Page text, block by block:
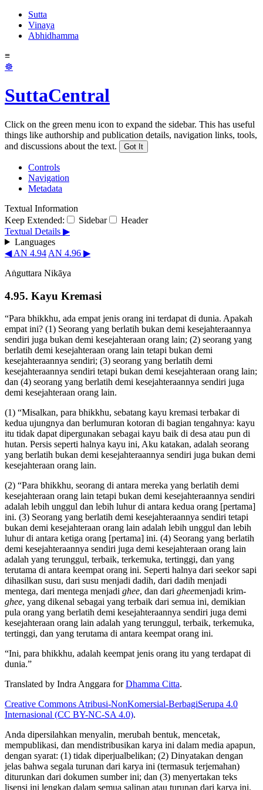
Sutta
Vinaya
Abhidhamma
≡
☸
SuttaCentral
Click on the green menu icon to expand the sidebar. This has useful
things like authorship and publication details, navigation links, tools,
and discussions about the text.
Got It
Controls
Navigation
Metadata
Textual Information
Keep Extended:
Sidebar
Header
Textual Details ▶
Languages
◀ AN 4.94 AN 4.96 ▶
Aṅguttara Nikāya
4.95. Kayu Kremasi
“Para bhikkhu, ada empat jenis orang ini terdapat di dunia. Apakah
empat ini? (1) Seorang yang berlatih bukan demi kesejahteraannya
sendiri juga bukan demi kesejahteraan orang lain; (2) seorang yang
berlatih demi kesejahteraan orang lain tetapi bukan demi
kesejahteraannya sendiri; (3) seorang yang berlatih demi
kesejahteraannya sendiri tetapi bukan demi kesejahteraan orang lain;
dan (4) seorang yang berlatih demi kesejahteraannya sendiri juga
demi kesejahteraan orang lain.
(1) “Misalkan, para bhikkhu, sebatang kayu kremasi terbakar di
kedua ujungnya dan berlumuran kotoran di bagian tengahnya: kayu
itu tidak dapat dipergunakan sebagai kayu baik di desa atau pun di
hutan. Persis seperti halnya kayu ini, Aku katakan, adalah seorang
yang berlatih bukan demi kesejahteraannya sendiri juga bukan demi
kesejahteraan orang lain.
(2) “Para bhikkhu, seorang di antara mereka yang berlatih demi
kesejahteraan orang lain tetapi bukan demi kesejahteraannya sendiri
adalah lebih unggul dan lebih luhur di antara kedua orang [pertama]
ini. (3) Seorang yang berlatih demi kesejahteraannya sendiri tetapi
bukan demi kesejahteraan orang lain adalah lebih unggul dan lebih
luhur di antara ketiga orang [pertama] ini. (4) Seorang yang berlatih
demi kesejahteraannya sendiri juga demi kesejahteraan orang lain
adalah yang terunggul, terbaik, terkemuka, tertinggi, dan yang
terutama di antara keempat orang ini. Seperti halnya dari seekor sapi
dihasilkan susu, dari susu menjadi dadih, dari dadih menjadi
mentega, dari mentega menjadi ghee, dan dari gheemenjadi krim-
ghee, yang dikenal sebagai yang terbaik dari semua ini, demikian
pula orang yang berlatih demi kesejahteraannya sendiri juga demi
kesejahteraan orang lain adalah yang terunggul, terbaik, terkemuka,
tertinggi, dan yang terutama di antara keempat orang ini.
“Ini, para bhikkhu, adalah keempat jenis orang itu yang terdapat di
dunia.”
Translated by Indra Anggara forDhamma Citta.
Creative Commons Atribusi-NonKomersial-BerbagiSerupa 4.0
Internasional (CC BY-NC-SA 4.0).
Anda dipersilahkan menyalin, merubah bentuk, mencetak,
mempublikasi, dan mendistribusikan karya ini dalam media apapun,
dengan syarat: (1) tidak diperjualbelikan; (2) Dinyatakan dengan
jelas bahwa segala turunan dari karya ini (termasuk terjemahan)
diturunkan dari dokumen sumber ini; dan (3) menyertakan teks
lisensi ini lengkap dalam semua salinan atau turunan dari karya ini.